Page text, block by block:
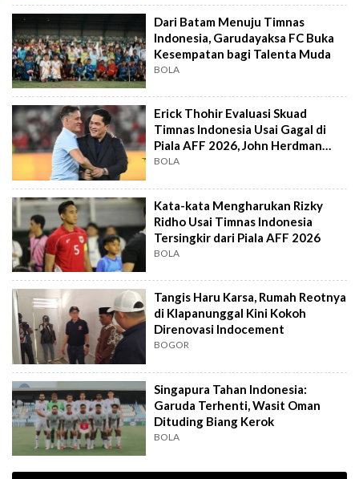
Dari Batam Menuju Timnas
Indonesia, Garudayaksa FC Buka
Kesempatan bagi Talenta Muda
BOLA
Erick Thohir Evaluasi Skuad
Timnas Indonesia Usai Gagal di
Piala AFF 2026, John Herdman
Out?
BOLA
Kata-kata Mengharukan Rizky
Ridho Usai Timnas Indonesia
Tersingkir dari Piala AFF 2026
BOLA
Tangis Haru Karsa, Rumah Reotnya
di Klapanunggal Kini Kokoh
Direnovasi Indocement
BOGOR
Singapura Tahan Indonesia:
Garuda Terhenti, Wasit Oman
Dituding Biang Kerok
BOLA